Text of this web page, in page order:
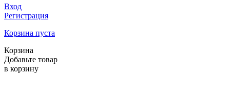
Вход
Регистрация
Корзина пуста
Корзина
Добавьте товар
в корзину